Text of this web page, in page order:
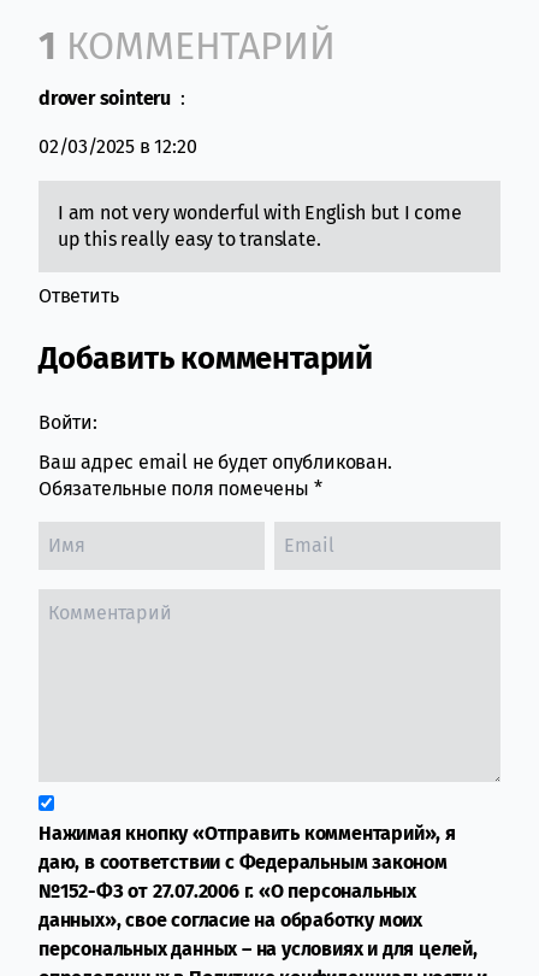
Comment section
1 КОММЕНТАРИЙ
drover sointeru :
02/03/2025 в 12:20
I am not very wonderful with English but I come
up this really easy to translate.
Ответить
Добавить комментарий
Войти:
Ваш адрес email не будет опубликован.
Обязательные поля помечены *
Нажимая кнопку «Отправить комментарий», я
даю, в соответствии с Федеральным законом
№152-ФЗ от 27.07.2006 г. «О персональных
данных», свое согласие на обработку моих
персональных данных – на условиях и для целей,